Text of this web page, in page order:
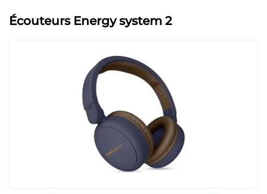
Écouteurs Energy system 2